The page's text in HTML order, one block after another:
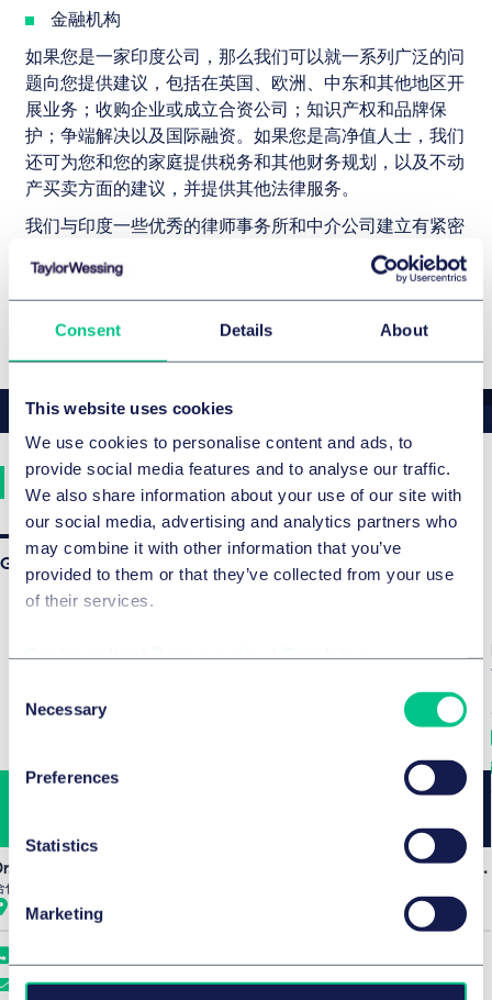
Consent Details About
This website uses cookies
We use cookies to personalise content and ads, to
provide social media features and to analyse our traffic.
We also share information about your use of our site with
our social media, advertising and analytics partners who
may combine it with other information that you’ve
provided to them or that they’ve collected from your use
of their services.
Selection
Necessary
Preferences
Statistics
Marketing
金融机构
如果您是一家印度公司，那么我们可以就一系列广泛的问
题向您提供建议，包括在英国、欧洲、中东和其他地区开
展业务；收购企业或成立合资公司；知识产权和品牌保
护；争端解决以及国际融资。如果您是高净值人士，我们
还可为您和您的家庭提供税务和其他财务规划，以及不动
产买卖方面的建议，并提供其他法律服务。
我们与印度一些优秀的律师事务所和中介公司建立有紧密
的合作关系，如果您希望在印度成立公司、进行投资或者
开展业务，我们可为您提供高效服务，并可担任您的项目
经理，确保您达到预期成果，获得需要的服务。
我们的团队
Global
Philipp Behrendt, LL.M. (UNSW)
伙人
汉堡
发送电子邮件给我
Dr. Christian Frank, Licencié en droit (Paris II / Panthéon-Assas)
发送电子邮件给我